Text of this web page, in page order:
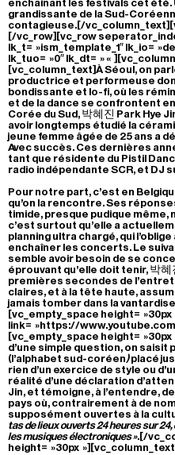
enchainant les festivals cet été.
grandissante de la Sud-
contagieuse.[/
[/vc_row][vc_row
lk_t= »ism_template_1″ lk_io=
lk_tuo= »0″ lk_dt= » «
[vc_column_text]À Séoul, on
productrice et performeuse
bondissante et lo-fi, où les
et de la dance se confrontent
Corée du Sud, 박혜진 Park Hye
avoir longtemps étudié la
jeune femme âgée de 25 ans a
Avec succès. Ces dernières
tant que résidente du Pistil
radio indépendante SCR, et DJ
Pour notre part, c’est en
qu’on la rencontre. Ses
timide, presque pudique même,
c’est surtout qu’elle a
planning ultra chargé, qui
enchaîner les concerts. Le
semble avoir besoin de se
éprouvant qu’elle doit tenir, 박
premières secondes de
claires, et à la tête haute,
jamais tomber dans la
[vc_empty_space height= »30px
link= »https://
[vc_empty_space height=
d’une simple question, on saisit
(l’alphabet sud-coréen)placé
rien d’un exercice de style ou
réalité d’une déclaration
Jin, et témoigne, à l’entendre,
pays où, contrairement à de
supposément ouvertes à la
tas de lieux ouverts 24 heures sur
les musiques électroniques ».[/
height= »30px